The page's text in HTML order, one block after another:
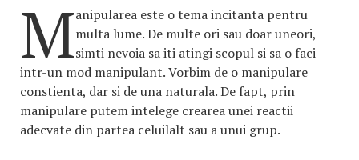
Manipularea este o tema incitanta pentru
multa lume. De multe ori sau doar uneori,
simti nevoia sa iti atingi scopul si sa o faci
intr-un mod manipulant. Vorbim de o manipulare
constienta, dar si de una naturala. De fapt, prin
manipulare putem intelege crearea unei reactii
adecvate din partea celuilalt sau a unui grup.